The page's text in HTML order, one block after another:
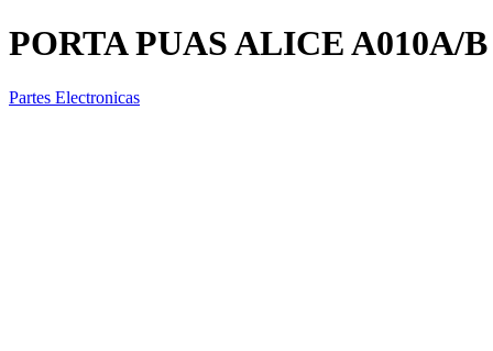
PORTA PUAS ALICE A010A/B
Partes Electronicas